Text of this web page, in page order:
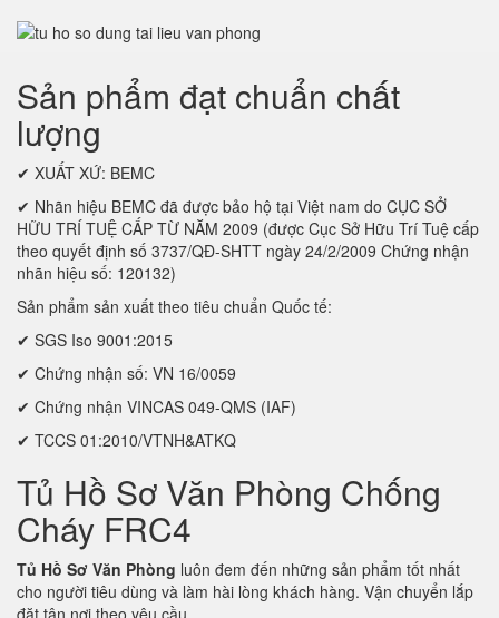
Sản phẩm đạt chuẩn chất
lượng
✔ XUẤT XỨ: BEMC
✔ Nhãn hiệu BEMC đã được bảo hộ tại Việt nam do CỤC SỞ
HỮU TRÍ TUỆ CẤP TỪ NĂM 2009 (được Cục Sở Hữu Trí Tuệ cấp
theo quyết định số 3737/QĐ-SHTT ngày 24/2/2009 Chứng nhận
nhãn hiệu số: 120132)
Sản phẩm sản xuất theo tiêu chuẩn Quốc tế:
✔ SGS Iso 9001:2015
✔ Chứng nhận số: VN 16/0059
✔ Chứng nhận VINCAS 049-QMS (IAF)
✔ TCCS 01:2010/VTNH&ATKQ
Tủ Hồ Sơ Văn Phòng Chống
Cháy FRC4
Tủ Hồ Sơ Văn Phòng luôn đem đến những sản phẩm tốt nhất
cho người tiêu dùng và làm hài lòng khách hàng. Vận chuyển lắp
đặt tận nơi theo yêu cầu.